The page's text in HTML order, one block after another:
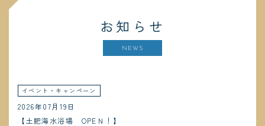
お知らせ
NEWS
2026年07月19日
イベント・キャンペーン
【土肥海水浴場 OPEＮ！】